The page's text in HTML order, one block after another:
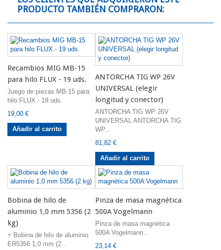
PRODUCTO TAMBIÉN COMPRARON:
Recambios MIG MB-15
para hilo FLUX - 19 uds.
Juego de piezas MB-15 para
hilo FLUX - 19 uds.
19,00 €
Añadir al carrito
ANTORCHA TIG WP 26V
UNIVERSAL (elegir
longitud y conector)
ANTORCHA TIG WP 26V
UNIVERSAL ANTORCHA TIG
WP...
81,82 €
Añadir al carrito
Bobina de hilo de
aluminio 1,0 mm 5356 (2
kg)
⚡ Bobina de hilo de aluminio
ER5356 1,0 mm (2...
Pinza de masa magnética
500A Vogelmann
Pinza de masa magnética
500A Vogelmann...
23,14 €